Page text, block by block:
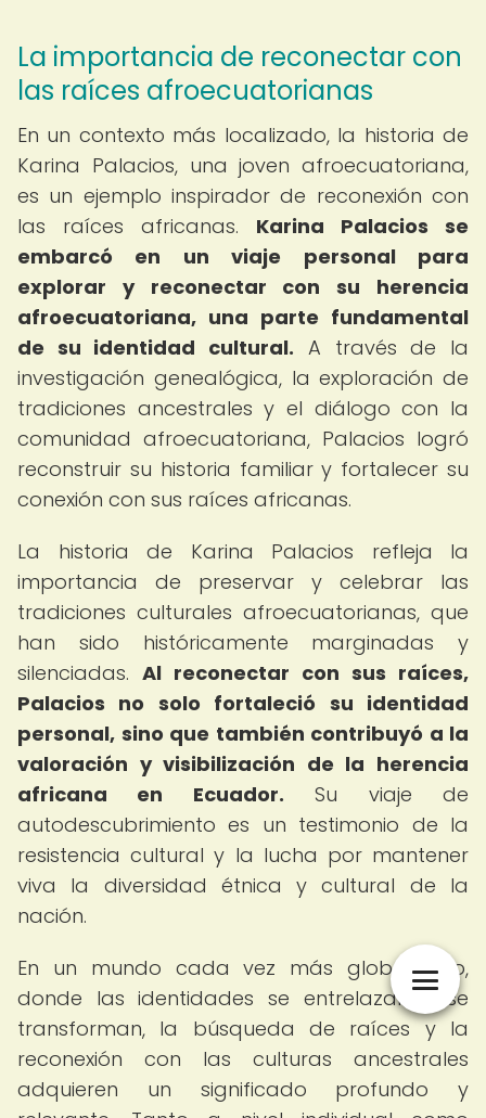
La importancia de reconectar con
las raíces afroecuatorianas
En un contexto más localizado, la historia de
Karina Palacios, una joven afroecuatoriana,
es un ejemplo inspirador de reconexión con
las raíces africanas. Karina Palacios se
embarcó en un viaje personal para
explorar y reconectar con su herencia
afroecuatoriana, una parte fundamental
de su identidad cultural. A través de la
investigación genealógica, la exploración de
tradiciones ancestrales y el diálogo con la
comunidad afroecuatoriana, Palacios logró
reconstruir su historia familiar y fortalecer su
conexión con sus raíces africanas.
La historia de Karina Palacios refleja la
importancia de preservar y celebrar las
tradiciones culturales afroecuatorianas, que
han sido históricamente marginadas y
silenciadas. Al reconectar con sus raíces,
Palacios no solo fortaleció su identidad
personal, sino que también contribuyó a la
valoración y visibilización de la herencia
africana en Ecuador. Su viaje de
autodescubrimiento es un testimonio de la
resistencia cultural y la lucha por mantener
viva la diversidad étnica y cultural de la
nación.
En un mundo cada vez más globalizado,
donde las identidades se entrelazan y se
transforman, la búsqueda de raíces y la
reconexión con las culturas ancestrales
adquieren un significado profundo y